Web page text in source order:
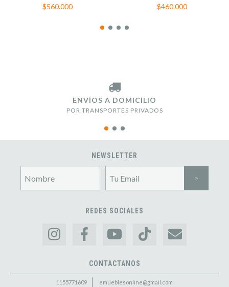
$560.000
$460.000
ENVÍOS A DOMICILIO
POR TRANSPORTES PRIVADOS
NEWSLETTER
REDES SOCIALES
CONTACTANOS
1155771609 emueblesonline@gmail.com